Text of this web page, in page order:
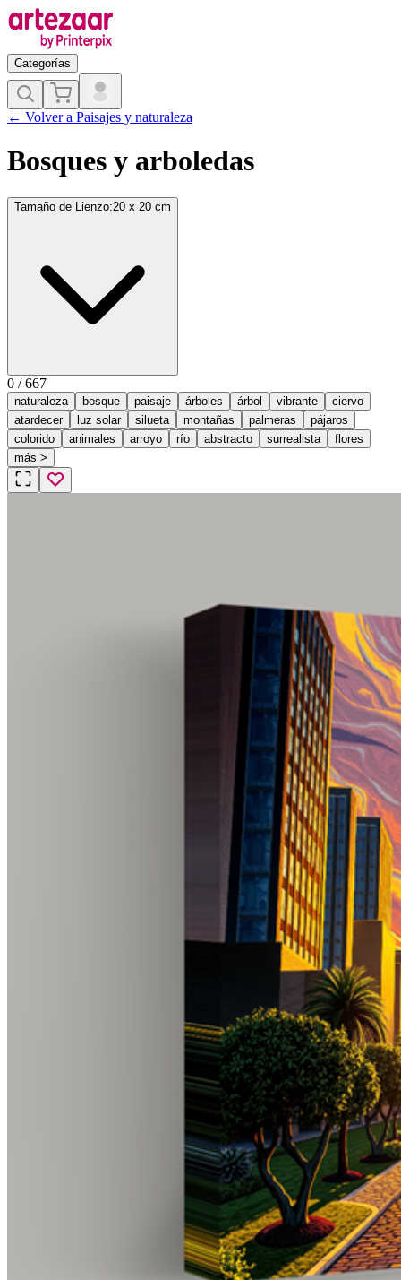
Categorías
← Volver a Paisajes y naturaleza
Bosques y arboledas
Tamaño de Lienzo:20 x 20 cm
0 /667
naturaleza bosque paisaje árboles árbol vibrante
ciervo
atardecer
luz solar silueta montañas palmeras
pájaros
colorido
animales arroyo río abstracto surrealista
flores
más >